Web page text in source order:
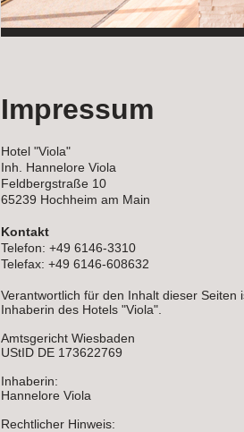
Impressum
Hotel "Viola"
Inh. Hannelore Viola
Feldbergstraße 10
65239 Hochheim am Main
Kontakt
Telefon: +49 6146-3310
Telefax: +49 6146-608632
Verantwortlich für den Inhalt dieser Seiten
Inhaberin des Hotels "Viola".
Amtsgericht Wiesbaden
UStID DE 173622769
Inhaberin:
Hannelore Viola
Rechtlicher Hinweis: